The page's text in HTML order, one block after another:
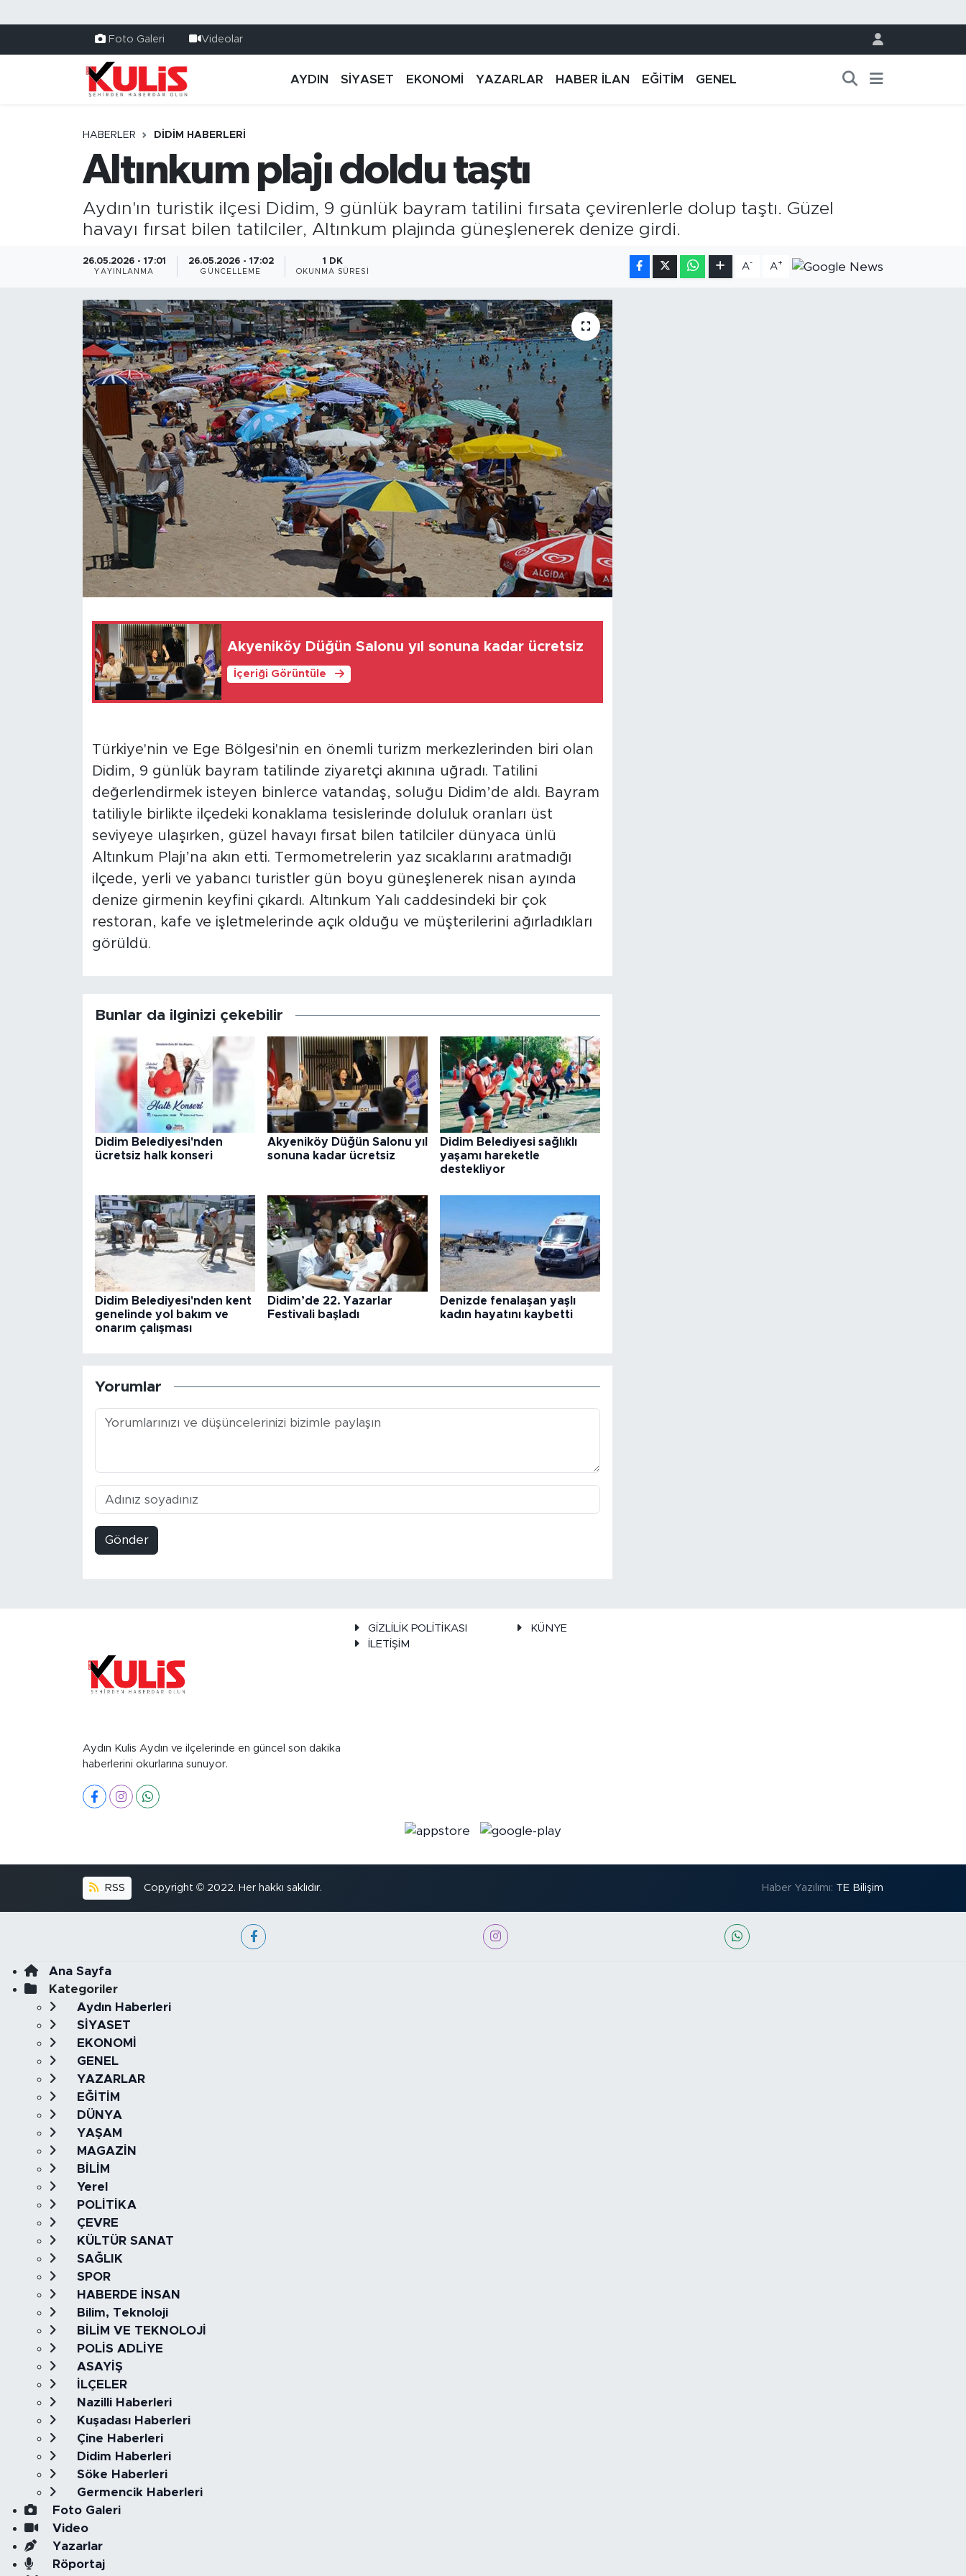
Foto Galeri Videolar
AYDIN SİYASET EKONOMİ YAZARLAR HABER İLAN EĞİTİM GENEL
HABERLER DIDIM HABERLERI
Altınkum plajı doldu taştı
Aydın'ın turistik ilçesi Didim, 9 günlük bayram tatilini fırsata çevirenlerle dolup taştı. Güzel
havayı fırsat bilen tatilciler, Altınkum plajında güneşlenerek denize girdi.
26.05.2026 - 17:01
YAYINLANMA
26.05.2026 - 17:02
GÜNCELLEME
1 DK
OKUNMA SÜRESI
A- A+
Akyeniköy Düğün Salonu yıl sonuna kadar ücretsiz
İçeriği Görüntüle
Türkiye'nin ve Ege Bölgesi'nin en önemli turizm merkezlerinden biri olan
Didim, 9 günlük bayram tatilinde ziyaretçi akınına uğradı. Tatilini
değerlendirmek isteyen binlerce vatandaş, soluğu Didim’de aldı. Bayram
tatiliyle birlikte ilçedeki konaklama tesislerinde doluluk oranları üst
seviyeye ulaşırken, güzel havayı fırsat bilen tatilciler dünyaca ünlü
Altınkum Plajı’na akın etti. Termometrelerin yaz sıcaklarını aratmadığı
ilçede, yerli ve yabancı turistler gün boyu güneşlenerek nisan ayında
denize girmenin keyfini çıkardı. Altınkum Yalı caddesindeki bir çok
restoran, kafe ve işletmelerinde açık olduğu ve müşterilerini ağırladıkları
görüldü.
Bunlar da ilginizi çekebilir
Didim Belediyesi'nden
ücretsiz halk konseri
Akyeniköy Düğün Salonu yıl
sonuna kadar ücretsiz
Didim Belediyesi sağlıklı
yaşamı hareketle
destekliyor
Didim Belediyesi'nden kent
genelinde yol bakım ve
onarım çalışması
Didim’de 22. Yazarlar
Festivali başladı
Denizde fenalaşan yaşlı
kadın hayatını kaybetti
Yorumlar
Gönder
Aydın Kulis Aydın ve ilçelerinde en güncel son dakika
haberlerini okurlarına sunuyor.
GİZLİLİK POLİTİKASI
KÜNYE
İLETİŞİM
RSS Copyright © 2022. Her hakkı saklıdır. Haber Yazılımı: TE Bilişim
Ana Sayfa
Kategoriler
Aydın Haberleri
SİYASET
EKONOMİ
GENEL
YAZARLAR
EĞİTİM
DÜNYA
YAŞAM
MAGAZİN
BİLİM
Yerel
POLİTİKA
ÇEVRE
KÜLTÜR SANAT
SAĞLIK
SPOR
HABERDE İNSAN
Bilim, Teknoloji
BİLİM VE TEKNOLOJİ
POLİS ADLİYE
ASAYİŞ
İLÇELER
Nazilli Haberleri
Kuşadası Haberleri
Çine Haberleri
Didim Haberleri
Söke Haberleri
Germencik Haberleri
Foto Galeri
Video
Yazarlar
Röportaj